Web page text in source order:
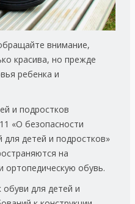
внимание,
красива, но прежде
ребенка и
и подростков
«О безопасности
для детей и подростков»
на
ортопедическую обувь.
обуви для детей и